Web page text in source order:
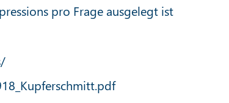
pro Frage ausgelegt ist